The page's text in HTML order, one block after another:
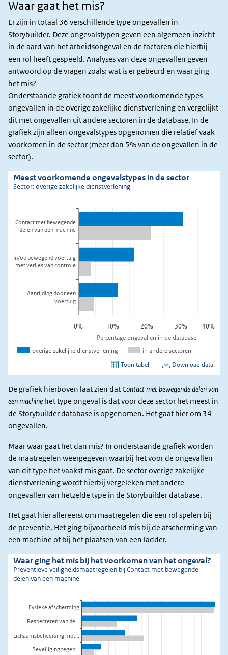
het
mis?
Waar gaat het mis?
Er zijn in totaal 36 verschillende type ongevallen in
Storybuilder. Deze ongevalstypen geven een algemeen inzicht
in de aard van het arbeidsongeval en de factoren die hierbij
een rol heeft gespeeld. Analyses van deze ongevallen geven
antwoord op de vragen zoals: wat is er gebeurd en waar ging
het mis?
Onderstaande grafiek toont de meest voorkomende types
ongevallen in de overige zakelijke dienstverlening en vergelijkt
dit met ongevallen uit andere sectoren in de database. In de
grafiek zijn alleen ongevalstypes opgenomen die relatief vaak
voorkomen in de sector (meer dan 5% van de ongevallen in de
sector).
De grafiek hierboven laat zien dat Contact met bewegende delen van
een machine het type ongeval is dat voor deze sector het meest in
de Storybuilder database is opgenomen. Het gaat hier om 34
ongevallen.
Maar waar gaat het dan mis? In onderstaande grafiek worden
de maatregelen weergegeven waarbij het voor de ongevallen
van dit type het vaakst mis gaat. De sector overige zakelijke
dienstverlening wordt hierbij vergeleken met andere
ongevallen van hetzelde type in de Storybuilder database.
Het gaat hier allereerst om maatregelen die een rol spelen bij
de preventie. Het ging bijvoorbeeld mis bij de afscherming van
een machine of bij het plaatsen van een ladder.